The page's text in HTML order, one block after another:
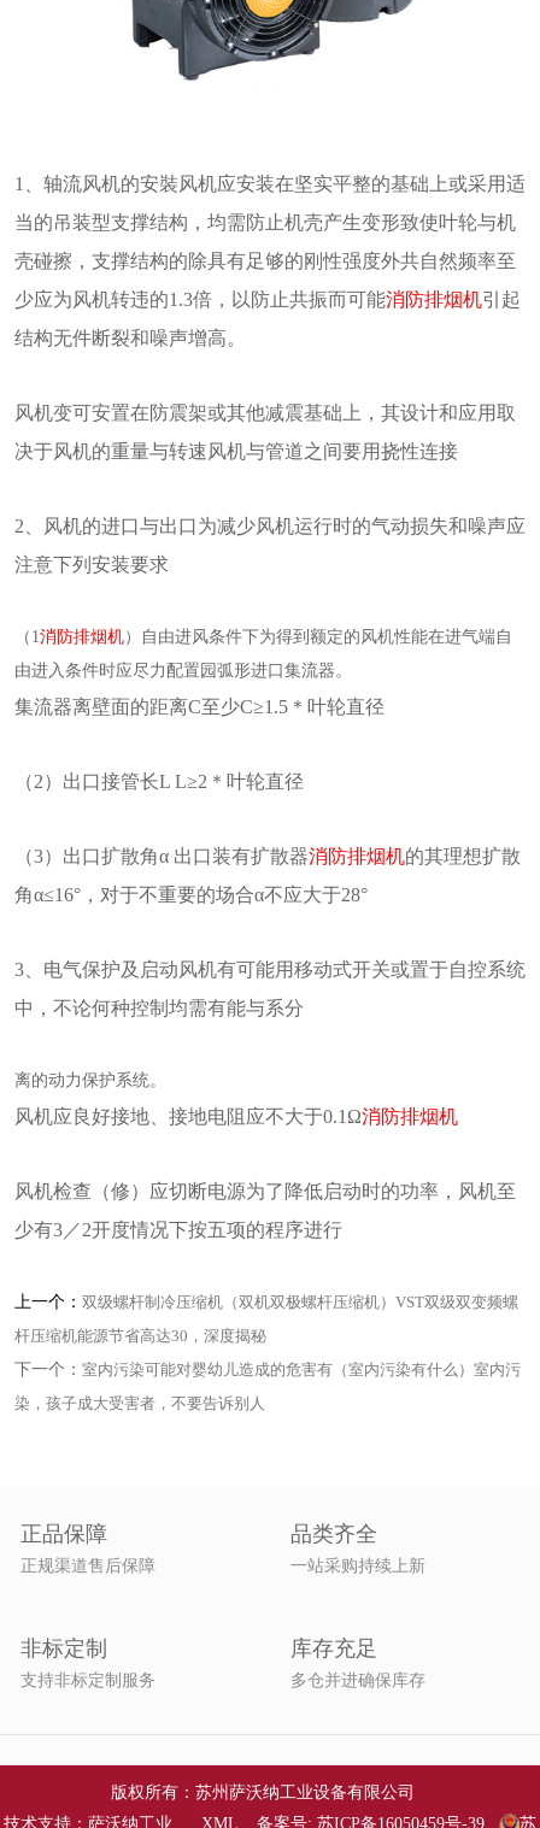
1、轴流风机的安裝风机应安装在坚实平整的基础上或采用适
当的吊装型支撑结构，均需防止机壳产生变形致使叶轮与机
壳碰擦，支撑结构的除具有足够的刚性强度外共自然频率至
少应为风机转违的1.3倍，以防止共振而可能消防排烟机引起
结构无件断裂和噪声增高。
风机变可安置在防震架或其他减震基础上，其设计和应用取
决于风机的重量与转速风机与管道之间要用挠性连接
2、风机的进口与出口为减少风机运行时的气动损失和噪声应
注意下列安装要求
（1消防排烟机）自由进风条件下为得到额定的风机性能在进气端自
由进入条件时应尽力配置园弧形进口集流器。
集流器离壁面的距离C至少C≥1.5＊叶轮直径
（2）出口接管长L L≥2＊叶轮直径
（3）出口扩散角α 出口装有扩散器消防排烟机的其理想扩散
角α≤16°，对于不重要的场合α不应大于28°
3、电气保护及启动风机有可能用移动式开关或置于自控系统
中，不论何种控制均需有能与系分
离的动力保护系统。
风机应良好接地、接地电阻应不大于0.1Ω消防排烟机
风机检查（修）应切断电源为了降低启动时的功率，风机至
少有3／2开度情况下按五项的程序进行
上一个： 双级螺杆制冷压缩机（双机双极螺杆压缩机）VST双级双变频螺
杆压缩机能源节省高达30，深度揭秘
下一个： 室内污染可能对婴幼儿造成的危害有（室内污染有什么）室内污
染，孩子成大受害者，不要告诉别人
正品保障
正规渠道售后保障
品类齐全
一站采购持续上新
非标定制
支持非标定制服务
库存充足
多仓并进确保库存
版权所有：苏州萨沃纳工业设备有限公司
技术支持：萨沃纳工业
XML 备案号: 苏ICP备16050459号-39 苏